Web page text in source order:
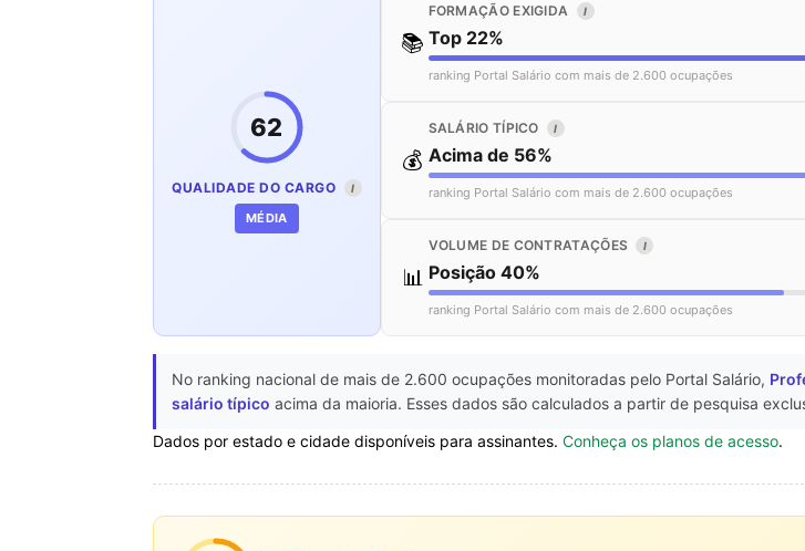
62
QUALIDADE DO CARGO I
MÉDIA
📚
FORMAÇÃO EXIGIDA I
Top 22%
ranking Portal Salário com mais de 2.600 ocupações
💰
SALÁRIO TÍPICO I
Acima de 56%
ranking Portal Salário com mais de 2.600 ocupações
📊
VOLUME DE CONTRATAÇÕES I
Posição 40%
ranking Portal Salário com mais de 2.600 ocupações
No ranking nacional de mais de 2.600 ocupações monitoradas pelo Portal Salário,
salário típico acima da maioria. Esses dados são calculados a partir de pesquisa
Dados por estado e cidade disponíveis para assinantes. Conheça os planos de acesso.